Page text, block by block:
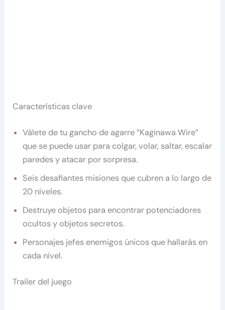
Características clave
Válete de tu gancho de agarre “Kaginawa Wire”
que se puede usar para colgar, volar, saltar, escalar
paredes y atacar por sorpresa.
Seis desafiantes misiones que cubren a lo largo de
20 niveles.
Destruye objetos para encontrar potenciadores
ocultos y objetos secretos.
Personajes jefes enemigos únicos que hallarás en
cada nivel.
Trailer del juego